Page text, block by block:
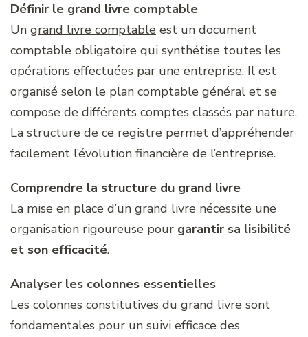
Définir le grand livre comptable
Un grand livre comptable est un document
comptable obligatoire qui synthétise toutes les
opérations effectuées par une entreprise. Il est
organisé selon le plan comptable général et se
compose de différents comptes classés par nature.
La structure de ce registre permet d’appréhender
facilement l’évolution financière de l’entreprise.
Comprendre la structure du grand livre
La mise en place d’un grand livre nécessite une
organisation rigoureuse pour garantir sa lisibilité
et son efficacité.
Analyser les colonnes essentielles
Les colonnes constitutives du grand livre sont
fondamentales pour un suivi efficace des